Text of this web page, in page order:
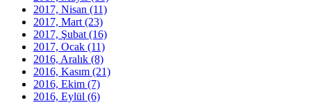
2017, Nisan (11)
2017, Mart (23)
2017, Şubat (16)
2017, Ocak (11)
2016, Aralık (8)
2016, Kasım (21)
2016, Ekim (7)
2016, Eylül (6)